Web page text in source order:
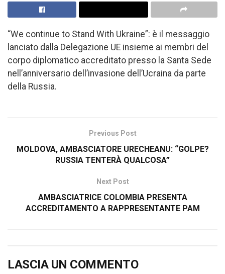
“We continue to Stand With Ukraine”: è il messaggio
lanciato dalla Delegazione UE insieme ai membri del
corpo diplomatico accreditato presso la Santa Sede
nell’anniversario dell’invasione dell’Ucraina da parte
della Russia.
Previous Post
MOLDOVA, AMBASCIATORE URECHEANU: “GOLPE?
RUSSIA TENTERÀ QUALCOSA”
Next Post
AMBASCIATRICE COLOMBIA PRESENTA
ACCREDITAMENTO A RAPPRESENTANTE PAM
LASCIA UN COMMENTO